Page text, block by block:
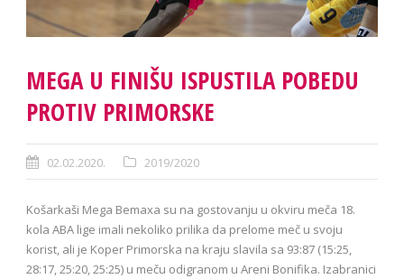
MEGA U FINIŠU ISPUSTILA POBEDU
PROTIV PRIMORSKE
02.02.2020. 2019/2020
Košarkaši Mega Bemaxa su na gostovanju u okviru meča 18.
kola ABA lige imali nekoliko prilika da prelome meč u svoju
korist, ali je Koper Primorska na kraju slavila sa 93:87 (15:25,
28:17, 25:20, 25:25) u meču odigranom u Areni Bonifika. Izabranici